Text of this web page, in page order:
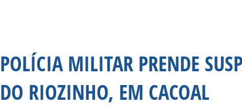
POLÍCIA MILITAR PRENDE
DO RIOZINHO, EM CACOAL